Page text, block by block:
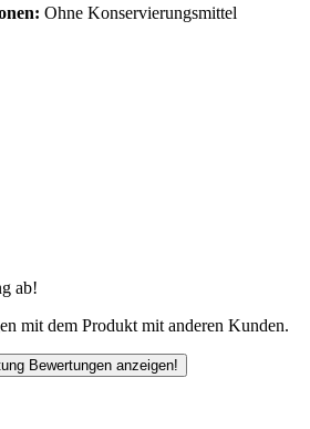
Ohne Konservierungsmittel
ab!
mit dem Produkt mit anderen Kunden.
Bewertungen anzeigen!